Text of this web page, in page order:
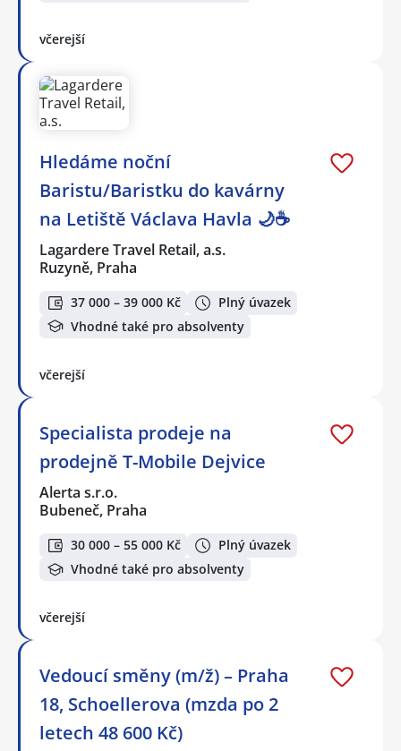
včerejší
Hledáme noční
Baristu/Baristku do kavárny
na Letiště Václava Havla 🌙☕
Lagardere Travel Retail, a.s.
Ruzyně, Praha
37 000 – 39 000 Kč
Plný úvazek
Vhodné také pro absolventy
včerejší
Specialista prodeje na
prodejně T-Mobile Dejvice
Alerta s.r.o.
Bubeneč, Praha
30 000 – 55 000 Kč
Plný úvazek
Vhodné také pro absolventy
včerejší
Vedoucí směny (m/ž) – Praha
18, Schoellerova (mzda po 2
letech 48 600 Kč)